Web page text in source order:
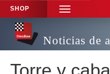
SHOP
TOGGLE
NAVIGATION
Noticias de